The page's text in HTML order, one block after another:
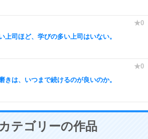
上司ほど、学びの多い上司はいない。
きは、いつまで続けるのが良いのか。
テゴリーの作品